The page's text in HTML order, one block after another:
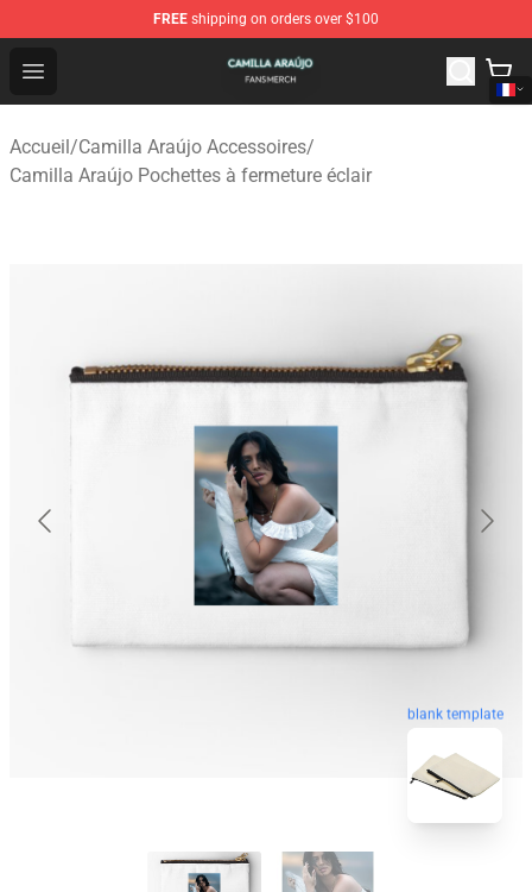
FREE shipping on orders over $100
Open menu
Camilla Araújo Shop - Official Camilla Araújo
Accueil/Camilla Araújo Accessoires/
Camilla Araújo Pochettes à fermeture éclair
blank template